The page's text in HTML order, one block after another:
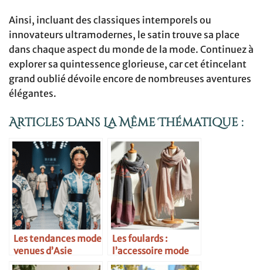
Ainsi, incluant des classiques intemporels ou
innovateurs ultramodernes, le satin trouve sa place
dans chaque aspect du monde de la mode. Continuez à
explorer sa quintessence glorieuse, car cet étincelant
grand oublié dévoile encore de nombreuses aventures
élégantes.
Articles Dans La Même Thématique :
Les tendances mode
venues d’Asie
Les foulards :
l’accessoire mode
multifacette